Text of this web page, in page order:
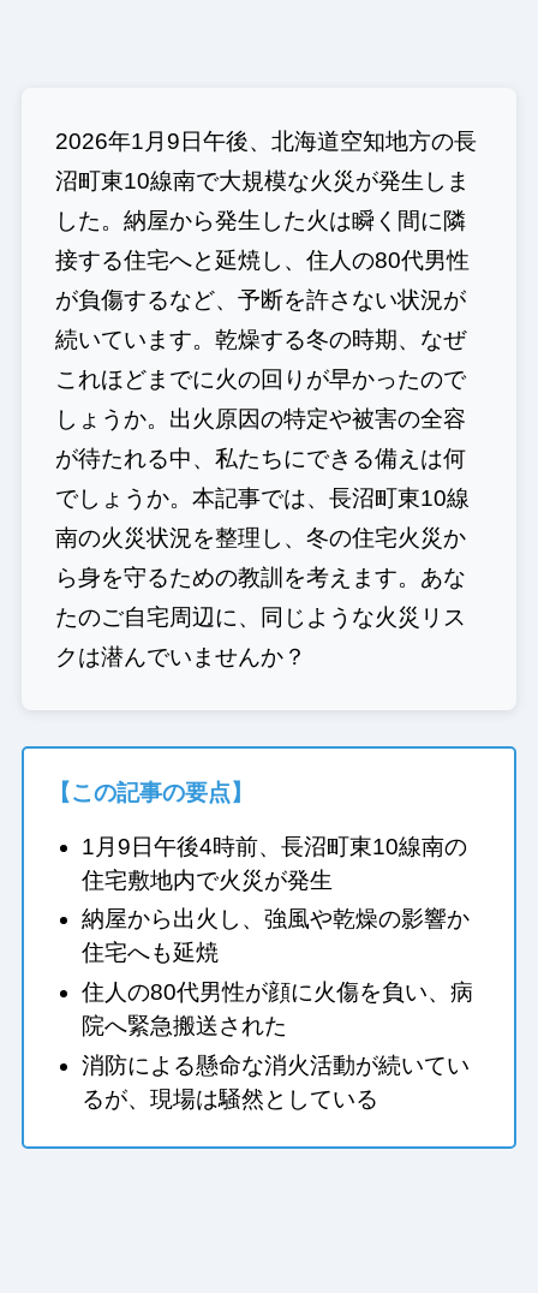
2026年1月9日午後、北海道空知地方の長
沼町東10線南で大規模な火災が発生しま
した。納屋から発生した火は瞬く間に隣
接する住宅へと延焼し、住人の80代男性
が負傷するなど、予断を許さない状況が
続いています。乾燥する冬の時期、なぜ
これほどまでに火の回りが早かったので
しょうか。出火原因の特定や被害の全容
が待たれる中、私たちにできる備えは何
でしょうか。本記事では、長沼町東10線
南の火災状況を整理し、冬の住宅火災か
ら身を守るための教訓を考えます。あな
たのご自宅周辺に、同じような火災リス
クは潜んでいませんか？
【この記事の要点】
1月9日午後4時前、長沼町東10線南の
住宅敷地内で火災が発生
納屋から出火し、強風や乾燥の影響か
住宅へも延焼
住人の80代男性が顔に火傷を負い、病
院へ緊急搬送された
消防による懸命な消火活動が続いてい
るが、現場は騒然としている